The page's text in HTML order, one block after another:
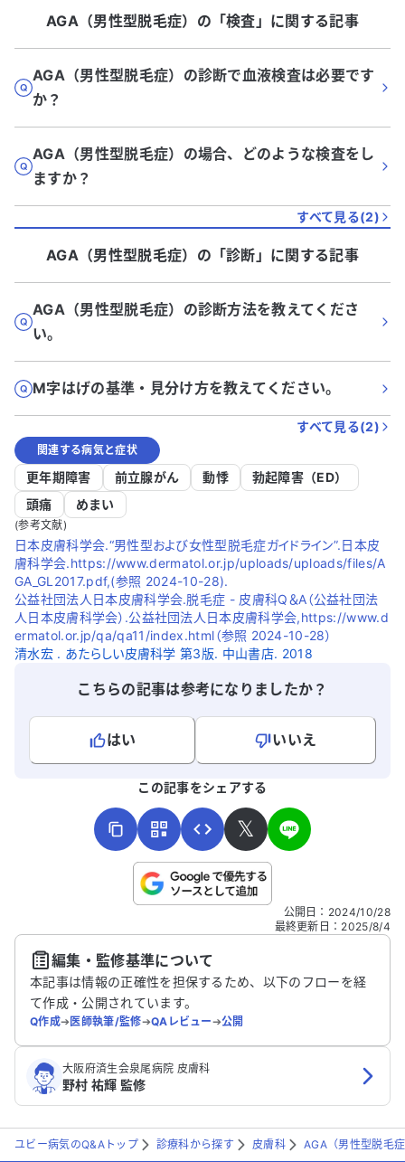
AGA（男性型脱毛症） の「検査 」に関する記事
AGA（男性型脱毛症）の診断で血液検査は必要です
か？
AGA（男性型脱毛症）の場合、どのような検査をし
ますか？
すべて見る(2)
AGA（男性型脱毛症） の「診断 」に関する記事
AGA（男性型脱毛症）の診断方法を教えてくださ
い。
M字はげの基準・見分け方を教えてください。
すべて見る(2)
関連する病気と症状
更年期障害 前立腺がん 動悸
勃起障害（ED）
頭痛
めまい
(参考文献)
日本皮膚科学会.“男性型および女性型脱毛症ガイドライン”.日本皮
膚科学会.https://www.dermatol.or.jp/uploads/uploads/files/A
GA_GL2017.pdf,(参照 2024-10-28).
公益社団法人日本皮膚科学会.脱毛症 - 皮膚科Q＆A（公益社団法
人日本皮膚科学会）.公益社団法人日本皮膚科学会,https://www.d
ermatol.or.jp/qa/qa11/index.html（参照 2024-10-28）
清水宏 . あたらしい皮膚科学 第3版. 中山書店. 2018
こちらの記事は参考になりましたか？
はい
いいえ
こちらは送信専用のフォームです。氏名やご自身の病気の詳細な
送信する
この記事をシェアする
𝕏
公開日 ： 2024/10/28
最終更新日 ： 2025/8/4
編集・監修基準について
本記事は情報の正確性を担保するため、以下のフローを経
て作成・公開されています。
Q作成➔医師執筆/監修➔QAレビュー➔公開
大阪府済生会泉尾病院 皮膚科
野村 祐輝 監修
ユビー病気のQ&Aトップ 診療科から探す 皮膚科 AGA（男性型脱毛